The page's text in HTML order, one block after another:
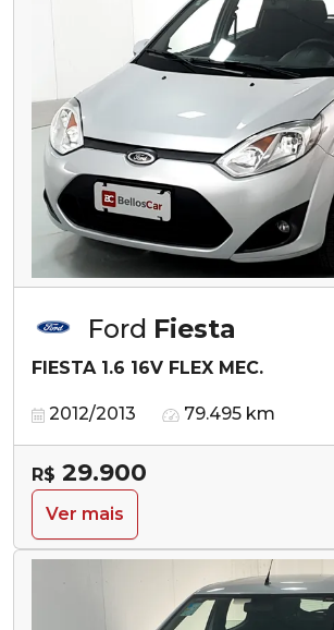
Ford Fiesta
FIESTA 1.6 16V FLEX MEC.
2012/2013 79.495 km
R$ 29.900
Ver mais